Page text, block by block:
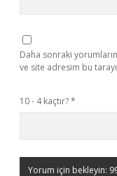
Daha sonraki
ve site adresim bu
10 - 4 kaçtır?*